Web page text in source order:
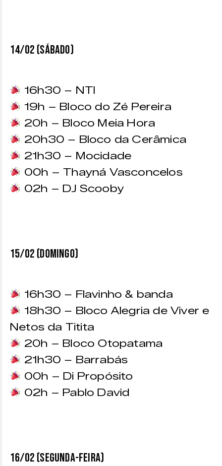
14/02 (SÁBADO)
16h30 – NTI
19h – Bloco do Zé Pereira
20h – Bloco Meia Hora
20h30 – Bloco da Cerâmica
21h30 – Mocidade
00h – Thayná Vasconcelos
02h – DJ Scooby
15/02 (DOMINGO)
16h30 – Flavinho & banda
18h30 – Bloco Alegria de Viver e
Netos da Titita
20h – Bloco Otopatama
21h30 – Barrabás
00h – Di Propósito
02h – Pablo David
16/02 (SEGUNDA-FEIRA)